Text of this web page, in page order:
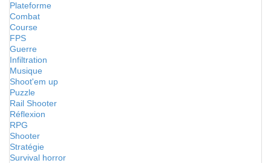
Plateforme
Combat
Course
FPS
Guerre
Infiltration
Musique
Shoot'em up
Puzzle
Rail Shooter
Réflexion
RPG
Shooter
Stratégie
Survival horror